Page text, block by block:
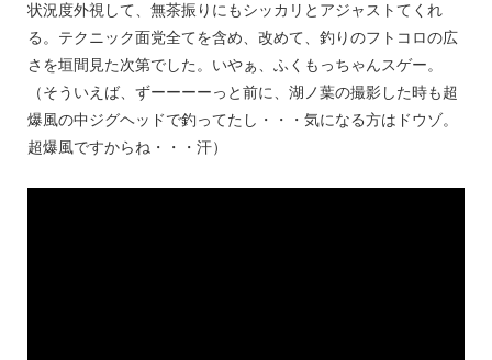
状況度外視して、無茶振りにもシッカリとアジャストてくれ
る。テクニック面党全てを含め、改めて、釣りのフトコロの広
さを垣間見た次第でした。いやぁ、ふくもっちゃんスゲー。
（そういえば、ずーーーーっと前に、湖ノ葉の撮影した時も超
爆風の中ジグヘッドで釣ってたし・・・気になる方はドウゾ。
超爆風ですからね・・・汗）